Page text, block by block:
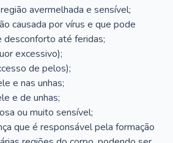
avermelhada e sensível;
causada por vírus e que pode
desconforto até feridas;
excessivo);
de pelos);
e nas unhas;
e de unhas;
ou muito sensível;
que é responsável pela formação